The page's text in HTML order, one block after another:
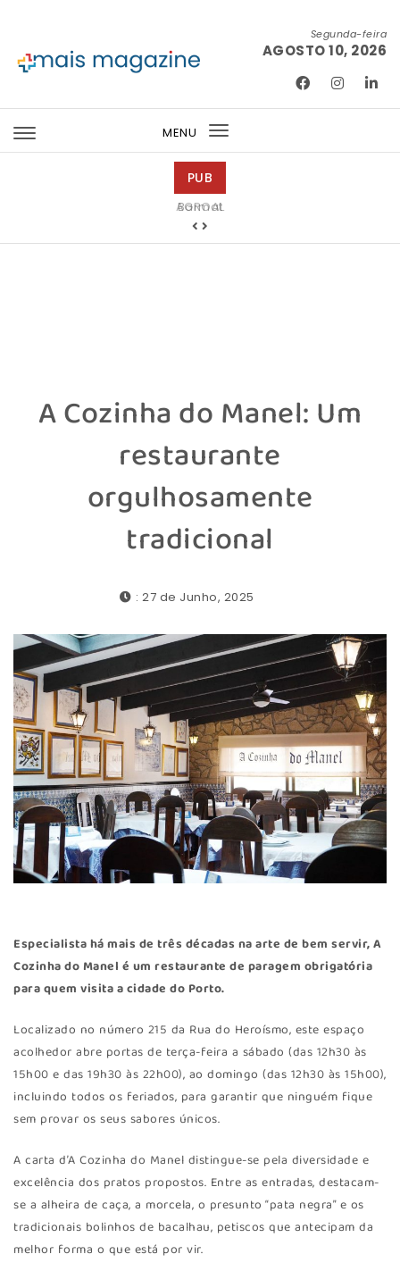
Segunda-feira
AGOSTO 10, 2026
MENU
Toggle
PUB
Barmat
A Cozinha do Manel: Um
restaurante
orgulhosamente
tradicional
: 27 de Junho, 2025
Especialista há mais de três décadas na arte de bem servir, A
Cozinha do Manel é um restaurante de paragem obrigatória
para quem visita a cidade do Porto.
Localizado no número 215 da Rua do Heroísmo, este espaço
acolhedor abre portas de terça-feira a sábado (das 12h30 às
15h00 e das 19h30 às 22h00), ao domingo (das 12h30 às 15h00),
incluindo todos os feriados, para garantir que ninguém fique
sem provar os seus sabores únicos.
A carta d’A Cozinha do Manel distingue-se pela diversidade e
excelência dos pratos propostos. Entre as entradas, destacam-
se a alheira de caça, a morcela, o presunto “pata negra” e os
tradicionais bolinhos de bacalhau, petiscos que antecipam da
melhor forma o que está por vir.